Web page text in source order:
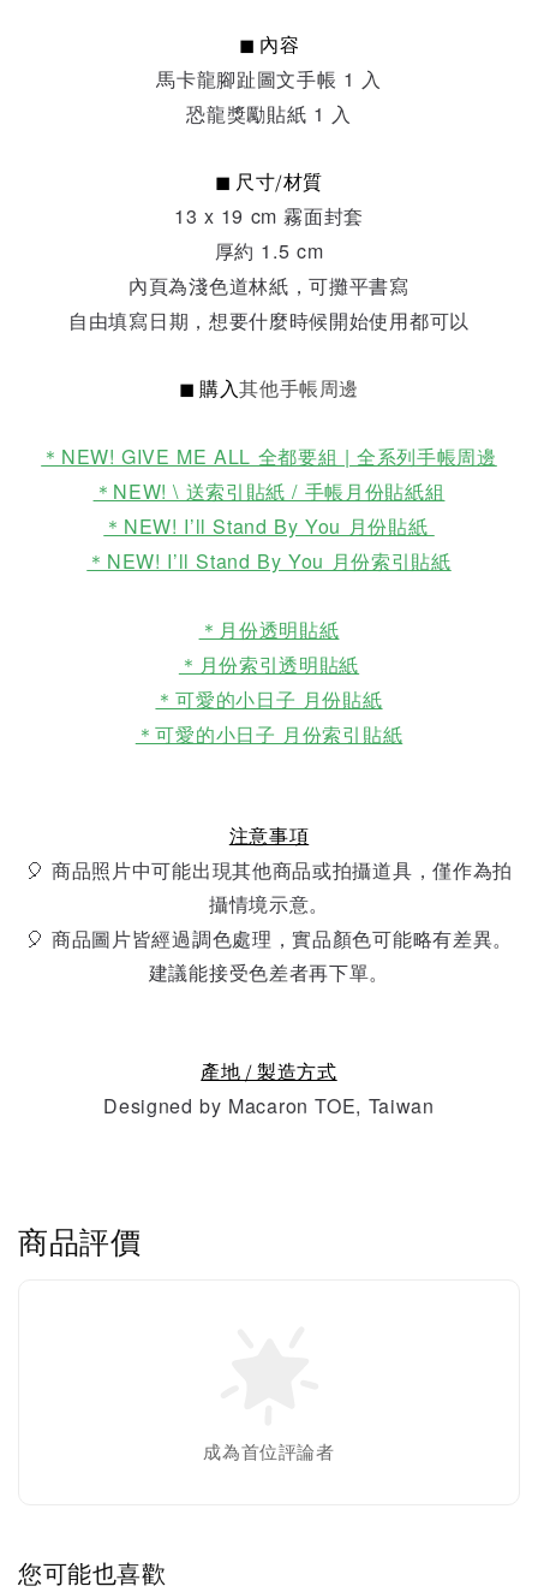
◼︎ 內容
馬卡龍腳趾圖文手帳 1 入
恐龍獎勵貼紙 1 入
◼︎ 尺寸/材質
13 x 19 cm 霧面封套
厚約 1.5 cm
內頁為淺色道林紙，可攤平書寫
自由填寫日期，想要什麼時候開始使用都可以
◼︎ 購入其他手帳周邊
＊NEW! GIVE ME ALL 全都要組 | 全系列手帳周邊
＊NEW! \ 送索引貼紙 / 手帳月份貼紙組
＊NEW! I’ll Stand By You 月份貼紙
＊NEW! I’ll Stand By You 月份索引貼紙
＊月份透明貼紙
＊月份索引透明貼紙
＊可愛的小日子 月份貼紙
＊可愛的小日子 月份索引貼紙
注意事項
🎈 商品照片中可能出現其他商品或拍攝道具，僅作為拍
攝情境示意。
🎈 商品圖片皆經過調色處理，實品顏色可能略有差異。
建議能接受色差者再下單。
產地 / 製造方式
Designed by Macaron TOE, Taiwan
商品評價
成為首位評論者
您可能也喜歡